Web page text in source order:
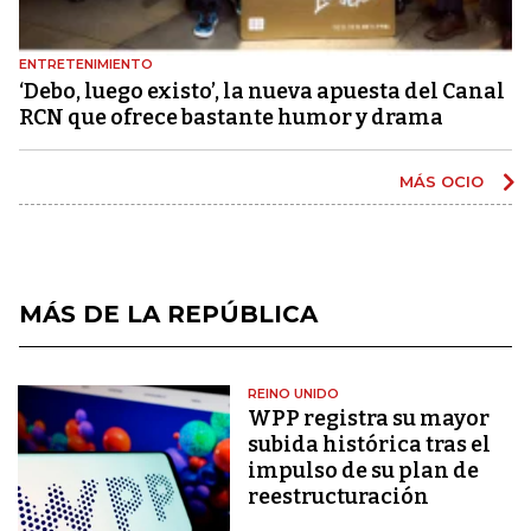
ENTRETENIMIENTO
‘Debo, luego existo’, la nueva apuesta del Canal
RCN que ofrece bastante humor y drama
MÁS OCIO
MÁS DE LA REPÚBLICA
REINO UNIDO
WPP registra su mayor
subida histórica tras el
impulso de su plan de
reestructuración